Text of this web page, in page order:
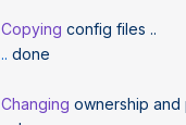
Copying config files ..
.. done
Changing ownership and